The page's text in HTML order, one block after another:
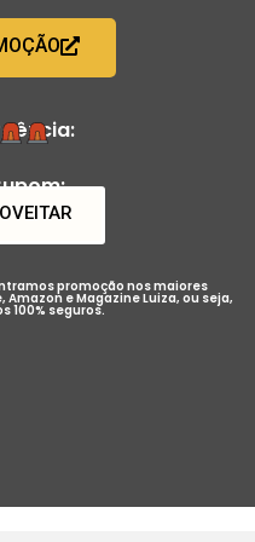
promoção nos maiores
e Magazine Luiza, ou seja,
100% seguros.